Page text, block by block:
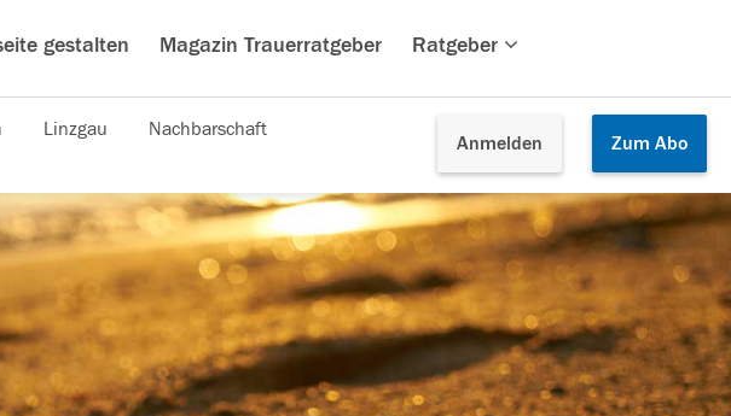
gestalten Magazin Trauerratgeber Ratgeber
Anmelden Zum Abo
Linzgau Nachbarschaft